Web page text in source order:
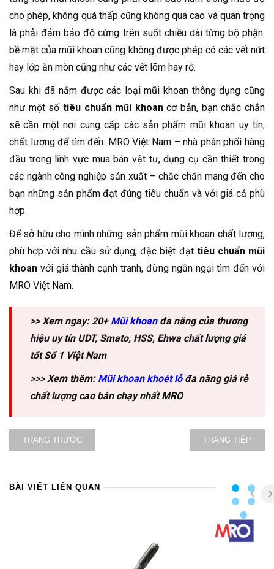
cho phép, không quá thấp cũng không quá cao và quan trọng
là phải đảm bảo độ cứng trên suốt chiều dài từng bộ phận.
bề mặt của mũi khoan cũng không được phép có các vết nứt
hay lớp ăn mòn cũng như các vết lõm hay rỗ.
Sau khi đã nắm được các loại mũi khoan thông dụng cũng
như một số tiêu chuẩn mũi khoancơ bản, bạn chắc chắn
sẽ cần một nơi cung cấp các sản phẩm mũi khoan uy tín,
chất lượng để tìm đến. MRO Việt Nam – nhà phân phối hàng
đầu trong lĩnh vực mua bán vật tư, dụng cụ cần thiết trong
các ngành công nghiệp sản xuất – chắc chắn mang đến cho
bạn những sản phẩm đạt đúng tiêu chuẩn và với giá cả phù
hợp.
Để sở hữu cho mình những sản phẩm mũi khoan chất lượng,
phù hợp với nhu cầu sử dụng, đặc biệt đạt tiêu chuẩn mũi
khoan với giá thành cạnh tranh, đừng ngần ngại tìm đến với
MRO Việt Nam.
>> Xem ngay: 20+ Mũi khoanđa năng của thương
hiệu uy tín UDT, Smato, HSS, Ehwa chất lượng giá
tốt Số 1 Việt Nam
>>> Xem thêm: Mũi khoan khoét lỗđa năng giá rẻ
chất lượng cao bán chạy nhất MRO
TRANG TRƯỚC TRANG TIẾP
BÀI VIẾT LIÊN QUAN